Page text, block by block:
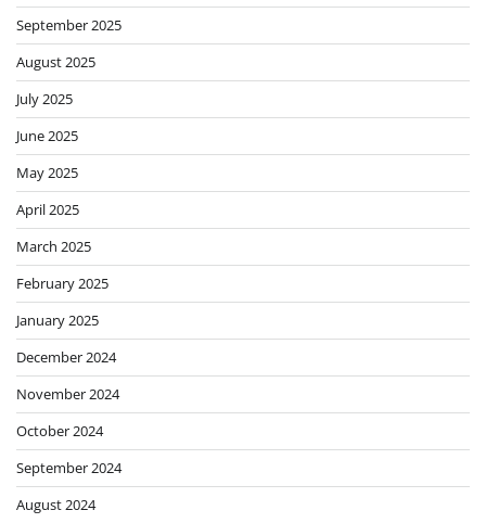
September 2025
August 2025
July 2025
June 2025
May 2025
April 2025
March 2025
February 2025
January 2025
December 2024
November 2024
October 2024
September 2024
August 2024